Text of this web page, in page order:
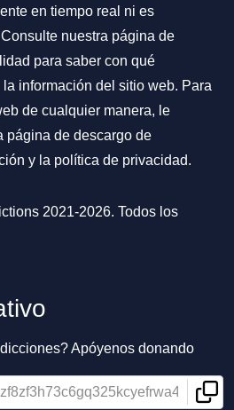
en tiempo real ni es
nuestra página de
para saber con qué
información del sitio web. Para
de cualquier manera, le
página de descargo de
y la política de privacidad.
2021-2026. Todos los
Apóyenos donando